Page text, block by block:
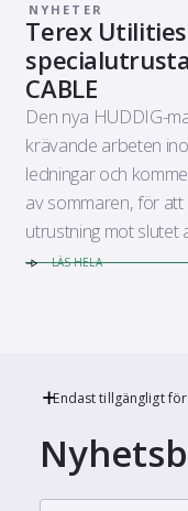
NYHETER
Terex
CABLE
Den nya HUDDIG-
krävande arbeten
ledningar och
av sommaren, för
utrustning mot slutet
LÄS HELA
Endast tillgängligt